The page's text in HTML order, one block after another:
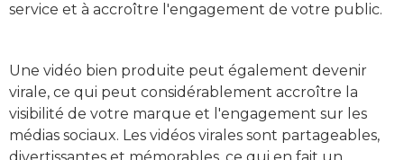
service et à accroître l'engagement de votre public.
Une vidéo bien produite peut également devenir
virale, ce qui peut considérablement accroître la
visibilité de votre marque et l'engagement sur les
médias sociaux. Les vidéos virales sont partageables,